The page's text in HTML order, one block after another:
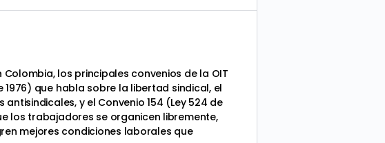
los principales convenios de la OIT
que habla sobre la libertad sindical, el
y el Convenio 154 (Ley 524 de
los trabajadores se organicen libremente,
mejores condiciones laborales que